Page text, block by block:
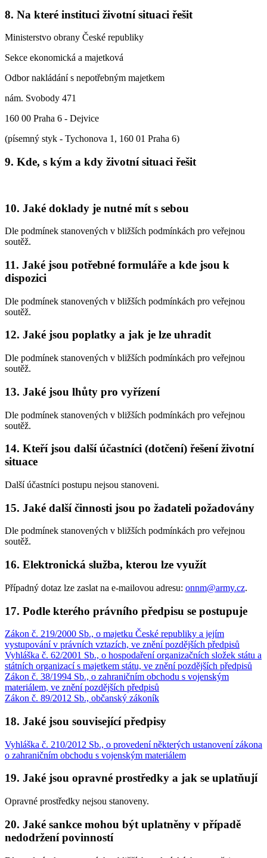
8. Na které instituci životní situaci řešit
Ministerstvo obrany České republiky
Sekce ekonomická a majetková
Odbor nakládání s nepotřebným majetkem
nám. Svobody 471
160 00 Praha 6 - Dejvice
(písemný styk - Tychonova 1, 160 01 Praha 6)
9. Kde, s kým a kdy životní situaci řešit
10. Jaké doklady je nutné mít s sebou
Dle podmínek stanovených v bližších podmínkách pro veřejnou
soutěž.
11. Jaké jsou potřebné formuláře a kde jsou k
dispozici
Dle podmínek stanovených v bližších podmínkách pro veřejnou
soutěž.
12. Jaké jsou poplatky a jak je lze uhradit
Dle podmínek stanovených v bližších podmínkách pro veřejnou
soutěž.
13. Jaké jsou lhůty pro vyřízení
Dle podmínek stanovených v bližších podmínkách pro veřejnou
soutěž.
14. Kteří jsou další účastníci (dotčení) řešení životní
situace
Další účastníci postupu nejsou stanoveni.
15. Jaké další činnosti jsou po žadateli požadovány
Dle podmínek stanovených v bližších podmínkách pro veřejnou
soutěž.
16. Elektronická služba, kterou lze využít
Případný dotaz lze zaslat na e-mailovou adresu: onnm@army.cz.
17. Podle kterého právního předpisu se postupuje
Zákon č. 219/2000 Sb., o majetku České republiky a jejím
vystupování v právních vztazích, ve znění pozdějších předpisů
Vyhláška č. 62/2001 Sb., o hospodaření organizačních složek státu a
státních organizací s majetkem státu, ve znění pozdějších předpisů
Zákon č. 38/1994 Sb., o zahraničním obchodu s vojenským
materiálem, ve znění pozdějších předpisů
Zákon č. 89/2012 Sb., občanský zákoník
18. Jaké jsou související předpisy
Vyhláška č. 210/2012 Sb., o provedení některých ustanovení zákona
o zahraničním obchodu s vojenským materiálem
19. Jaké jsou opravné prostředky a jak se uplatňují
Opravné prostředky nejsou stanoveny.
20. Jaké sankce mohou být uplatněny v případě
nedodržení povinností